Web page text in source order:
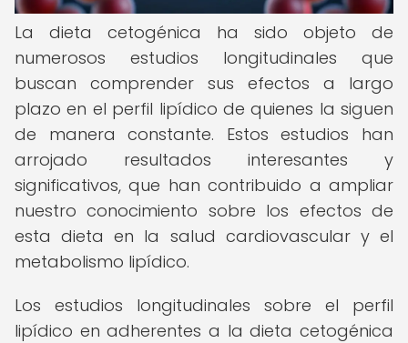
La dieta cetogénica ha sido objeto de
numerosos estudios longitudinales que
buscan comprender sus efectos a largo
plazo en el perfil lipídico de quienes la siguen
de manera constante. Estos estudios han
arrojado resultados interesantes y
significativos, que han contribuido a ampliar
nuestro conocimiento sobre los efectos de
esta dieta en la salud cardiovascular y el
metabolismo lipídico.
Los estudios longitudinales sobre el perfil
lipídico en adherentes a la dieta cetogénica